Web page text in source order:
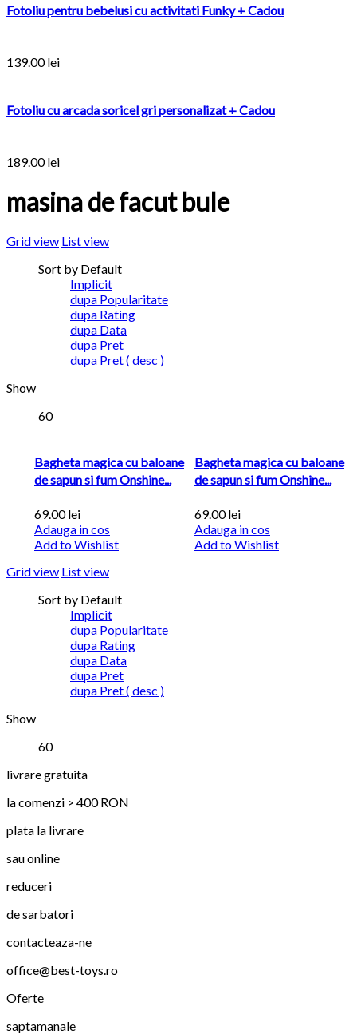
Fotoliu pentru bebelusi cu activitati Funky + Cadou
139.00lei
Fotoliu cu arcada soricel gri personalizat + Cadou
189.00lei
masina de facut bule
Grid view List view
Sort by Default
Implicit
dupa Popularitate
dupa Rating
dupa Data
dupa Pret
dupa Pret ( desc )
Show
60
Bagheta magica cu baloane
de sapun si fum Onshine...
69.00lei
Adauga in cos
Add to Wishlist
Bagheta magica cu baloane
de sapun si fum Onshine...
69.00lei
Adauga in cos
Add to Wishlist
Grid view List view
Sort by Default
Implicit
dupa Popularitate
dupa Rating
dupa Data
dupa Pret
dupa Pret ( desc )
Show
60
livrare gratuita
la comenzi > 400 RON
plata la livrare
sau online
reduceri
de sarbatori
contacteaza-ne
office@best-toys.ro
Oferte
saptamanale